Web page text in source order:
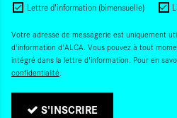
Lettre d'information (bimensuelle)
Votre adresse de messagerie est uniquement
d'information d'ALCA. Vous pouvez à tout
intégré dans la lettre d'information. Pour en
confidentialité.
S'INSCRIRE